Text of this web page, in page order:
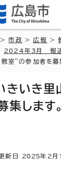
>市政 >広報 >
2024年3月 報
室”の参加者を募
きいき里
集します。
日 2025年2月